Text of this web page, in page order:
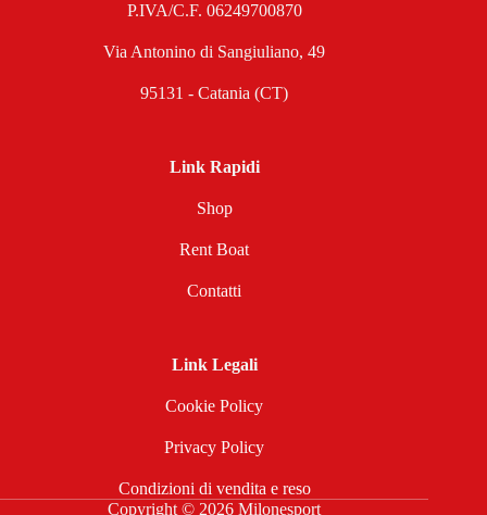
P.IVA/C.F. 06249700870
Via Antonino di Sangiuliano, 49
95131 - Catania (CT)
Link Rapidi
Shop
Rent Boat
Contatti
Link Legali
Cookie Policy
Privacy Policy
Condizioni di vendita e reso
Copyright © 2026 Milonesport